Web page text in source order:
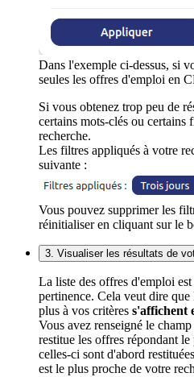
Dans l'exemple ci-dessus, si
seules les offres d'emploi en
Si vous obtenez trop peu de
certains mots-clés ou certains
recherche.
Les filtres appliqués à votre
suivante :
Vous pouvez supprimer les
réinitialiser en cliquant sur le
3. Visualiser les résultats de
La liste des offres d'emploi
pertinence. Cela veut dire
plus à vos critères s'affichent
Vous avez renseigné le
restitue les offres répondant
celles-ci sont d'abord
est le plus proche de votre